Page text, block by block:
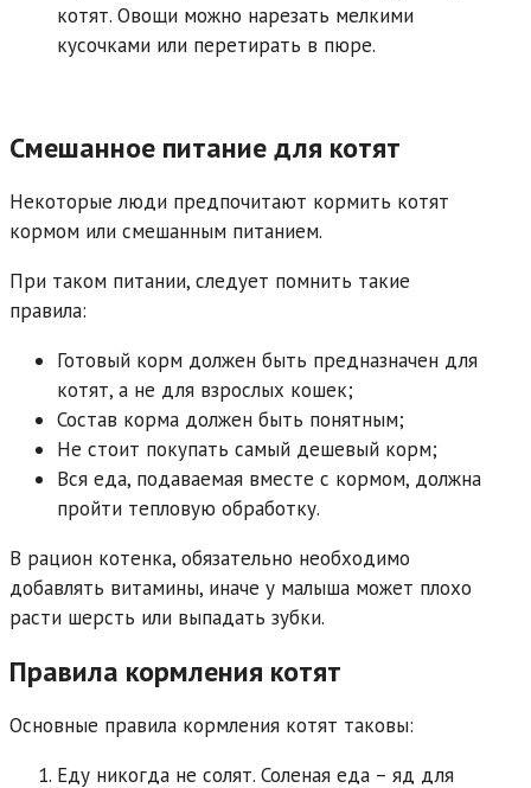
котят. Овощи можно нарезать мелкими
кусочками или перетирать в пюре.
Смешанное питание для котят
Некоторые люди предпочитают кормить котят
кормом или смешанным питанием.
При таком питании, следует помнить такие
правила:
Готовый корм должен быть предназначен для
котят, а не для взрослых кошек;
Состав корма должен быть понятным;
Не стоит покупать самый дешевый корм;
Вся еда, подаваемая вместе с кормом, должна
пройти тепловую обработку.
В рацион котенка, обязательно необходимо
добавлять витамины, иначе у малыша может плохо
расти шерсть или выпадать зубки.
Правила кормления котят
Основные правила кормления котят таковы:
Еду никогда не солят. Соленая еда – яд для